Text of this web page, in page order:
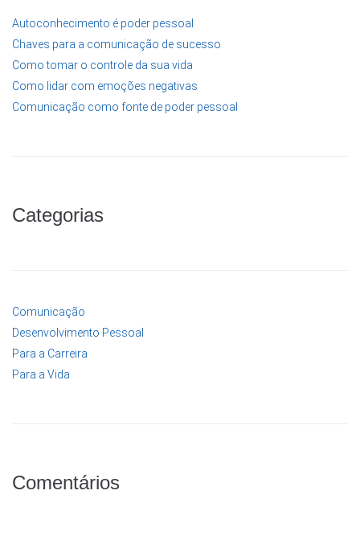
Autoconhecimento é poder pessoal
Chaves para a comunicação de sucesso
Como tomar o controle da sua vida
Como lidar com emoções negativas
Comunicação como fonte de poder pessoal
Categorias
Comunicação
Desenvolvimento Pessoal
Para a Carreira
Para a Vida
Comentários